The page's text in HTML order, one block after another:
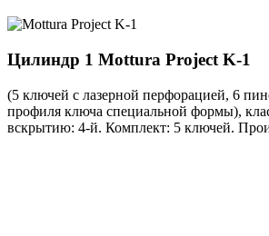
Цилиндр 1 Mottura Project K-1
(5 ключей с лазерной перфорацией, 6
профиля ключа специальной формы),
вскрытию: 4-й. Комплект: 5 ключей.